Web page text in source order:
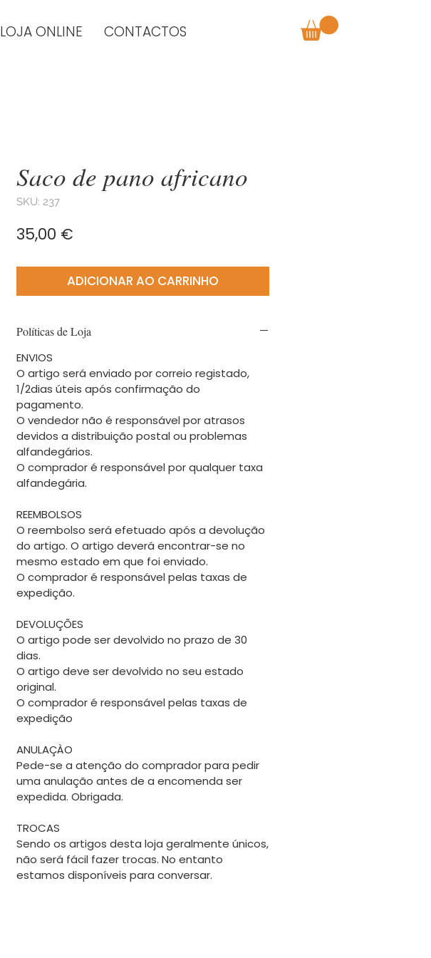
LOJA ONLINE CONTACTOS
Saco de pano africano
SKU: 237
35,00 €
ADICIONAR AO CARRINHO
Políticas de Loja
ENVIOS
O artigo será enviado por correio registado,
1/2dias úteis após confirmação do
pagamento.
O vendedor não é responsável por atrasos
devidos a distribuição postal ou problemas
alfandegários.
O comprador é responsável por qualquer taxa
alfandegária.
REEMBOLSOS
O reembolso será efetuado após a devolução
do artigo. O artigo deverá encontrar-se no
mesmo estado em que foi enviado.
O comprador é responsável pelas taxas de
expedição.
DEVOLUÇÕES
O artigo pode ser devolvido no prazo de 30
dias.
O artigo deve ser devolvido no seu estado
original.
O comprador é responsável pelas taxas de
expedição
ANULAÇÀO
Pede-se a atenção do comprador para pedir
uma anulação antes de a encomenda ser
expedida. Obrigada.
TROCAS
Sendo os artigos desta loja geralmente únicos,
não será fácil fazer trocas. No entanto
estamos disponíveis para conversar.